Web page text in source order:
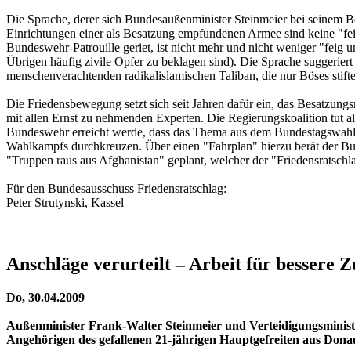
Die Sprache, derer sich Bundesaußenminister Steinmeier bei
Einrichtungen einer als Besatzung empfundenen Armee sind keine
Bundeswehr-Patrouille geriet, ist nicht mehr und nicht weniger "feig
Übrigen häufig zivile Opfer zu beklagen sind). Die Sprache
menschenverachtenden radikalislamischen Taliban, die nur Böses
Die Friedensbewegung setzt sich seit Jahren dafür ein, das
mit allen Ernst zu nehmenden Experten. Die Regierungskoalition tut
Bundeswehr erreicht werde, dass das Thema aus dem
Wahlkampfs durchkreuzen. Über einen "Fahrplan" hierzu berät der
"Truppen raus aus Afghanistan" geplant, welcher der
Für den Bundesausschuss Friedensratschlag:
Peter Strutynski, Kassel
Anschläge verurteilt – Arbeit für bessere
Do, 30.04.2009
Außenminister Frank-Walter Steinmeier und
Angehörigen des gefallenen 21-jährigen Hauptgefreiten aus